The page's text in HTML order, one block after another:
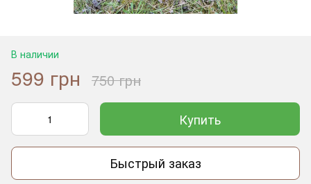
В наличии
599 грн 750 грн
Купить
Быстрый заказ